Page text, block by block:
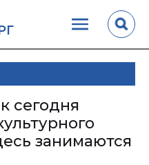
сегодня
занимаются